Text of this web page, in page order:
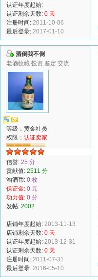
认证年度起始:
认证剩余天数: 0 天
注册时间: 2011-10-06
最后登录: 2017-01-10
酒倒我不倒
老酒收藏 投资 鉴定 交流
等级：黄金社员
权限： 认证卖家
信誉: 25 分
贡献值: 2511 分
淘酒币: 0 枚
保证金: 0 元
功力值: 0 分
发帖: 2002
店铺年度起始: 2013-11-13
店铺剩余天数: 0 天
认证年度起始: 2013-12-31
认证剩余天数: 0 天
注册时间: 2011-07-31
最后登录: 2016-05-10